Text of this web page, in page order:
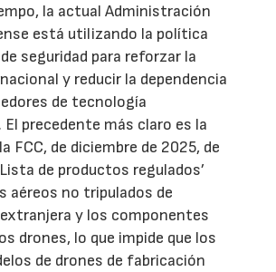
la actual Administración
está utilizando la política
seguridad para reforzar la
y reducir la dependencia
de tecnología
precedente más claro es la
FCC, de diciembre de 2025, de
de productos regulados’
aéreos no tripulados de
y los componentes
drones, lo que impide que los
de drones de fabricación